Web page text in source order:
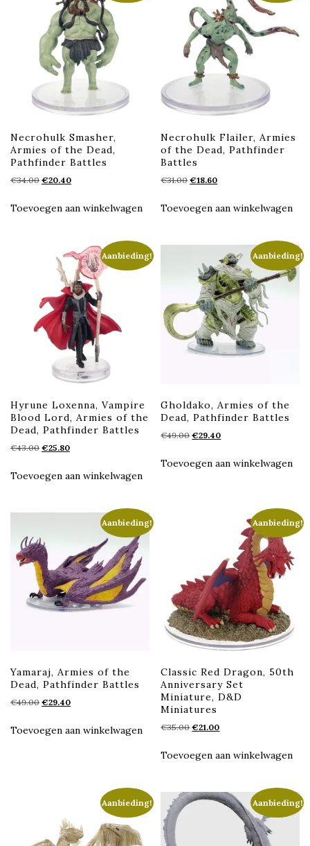
Necrohulk Smasher,
Armies of the Dead,
Pathfinder Battles
€34.00 Oorspronkelijke
was:
€20.40Huidige
is:
Toevoegen aan winkelwagen
Necrohulk Flailer, Armies
of the Dead, Pathfinder
Battles
€31.00Oorspronkelijke
was:
€18.60Huidige
is:
Toevoegen aan winkelwagen
Aanbieding!
Hyrune Loxenna, Vampire
Blood Lord, Armies of the
Dead, Pathfinder Battles
€43.00 Oorspronkelijke
was:
€25.80Huidige
is:
Toevoegen aan winkelwagen
Aanbieding!
Gholdako, Armies of the
Dead, Pathfinder Battles
€49.00Oorspronkelijke
was:
€29.40Huidige
is:
Toevoegen aan winkelwagen
Aanbieding!
Yamaraj, Armies of the
Dead, Pathfinder Battles
€49.00 Oorspronkelijke
was:
€29.40Huidige
is:
Toevoegen aan winkelwagen
Aanbieding!
Classic Red Dragon, 50th
Anniversary Set
Miniature, D&D
Miniatures
€35.00Oorspronkelijke
was:
€21.00Huidige
is:
Toevoegen aan winkelwagen
Aanbieding! Aanbieding!